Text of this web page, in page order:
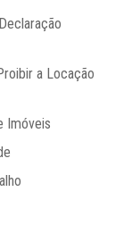
a Locação
Imóveis